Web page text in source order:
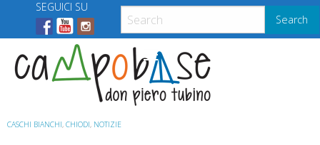
content
Search
SEGUICI SU
Menu
CASCHI BIANCHI, CHIODI, NOTIZIE